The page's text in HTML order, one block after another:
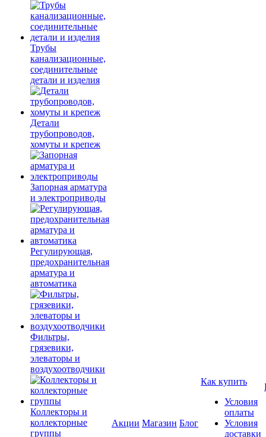
Трубы
канализационные,
соединительные
детали и изделия
Детали
трубопроводов,
хомуты и крепеж
Запорная арматура
и электроприводы
Регулирующая,
предохранительная
арматура и
автоматика
Фильтры,
грязевики,
элеваторы и
воздухоотводчики
Коллекторы и
коллекторные
группы
Акции Магазин Блог
Как купить
Условия
оплаты
Условия
доставки